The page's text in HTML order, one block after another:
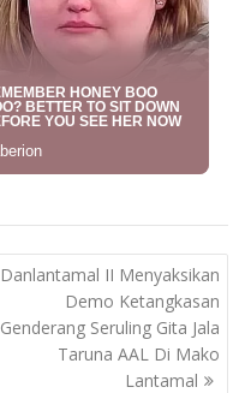
Danlantamal II Menyaksikan
Demo Ketangkasan
Genderang Seruling Gita Jala
Taruna AAL Di Mako
Lantamal